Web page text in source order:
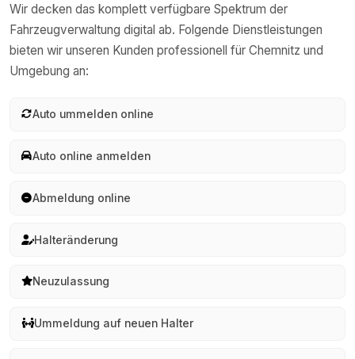
Wir decken das komplett verfügbare Spektrum der
Fahrzeugverwaltung digital ab. Folgende Dienstleistungen
bieten wir unseren Kunden professionell für Chemnitz und
Umgebung an:
Auto ummelden online
Auto online anmelden
Abmeldung online
Halteränderung
Neuzulassung
Ummeldung auf neuen Halter